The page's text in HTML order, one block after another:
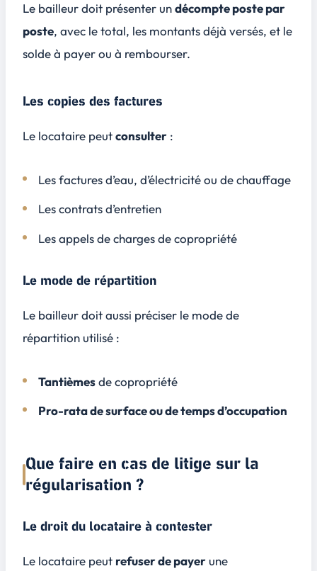
Le bailleur doit présenter undécompte poste par
poste, avec le total, les montants déjà versés, et le
solde à payer ou à rembourser.
Les copies des factures
Le locataire peutconsulter :
Les factures d’eau, d’électricité ou de chauffage
Les contrats d’entretien
Les appels de charges de copropriété
Le mode de répartition
Le bailleur doit aussi préciser le mode de
répartition utilisé :
Tantièmesde copropriété
Pro-rata de surface ou de temps d’occupation
Que faire en cas de litige sur la
régularisation ?
Le droit du locataire à contester
Le locataire peut refuser de payer une